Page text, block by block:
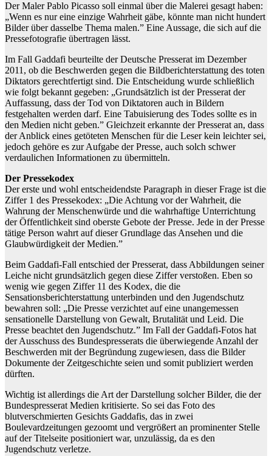
Der Maler Pablo Picasso soll einmal über die Malerei gesagt haben:
„Wenn es nur eine einzige Wahrheit gäbe, könnte man nicht hundert
Bilder über dasselbe Thema malen.” Eine Aussage, die sich auf die
Pressefotografie übertragen lässt.
Im Fall Gaddafi beurteilte der Deutsche Presserat im Dezember
2011, ob die Beschwerden gegen die Bildberichterstattung des toten
Diktators gerechtfertigt sind. Die Entscheidung wurde schließlich
wie folgt bekannt gegeben: „Grundsätzlich ist der Presserat der
Auffassung, dass der Tod von Diktatoren auch in Bildern
festgehalten werden darf. Eine Tabuisierung des Todes sollte es in
den Medien nicht geben.” Gleichzeit erkannte der Presserat an, dass
der Anblick eines getöteten Menschen für die Leser kein leichter sei,
jedoch gehöre es zur Aufgabe der Presse, auch solch schwer
verdaulichen Informationen zu übermitteln.
Der Pressekodex
Der erste und wohl entscheidendste Paragraph in dieser Frage ist die
Ziffer 1 des Pressekodex: „Die Achtung vor der Wahrheit, die
Wahrung der Menschenwürde und die wahrhaftige Unterrichtung
der Öffentlichkeit sind oberste Gebote der Presse. Jede in der Presse
tätige Person wahrt auf dieser Grundlage das Ansehen und die
Glaubwürdigkeit der Medien.”
Beim Gaddafi-Fall entschied der Presserat, dass Abbildungen seiner
Leiche nicht grundsätzlich gegen diese Ziffer verstoßen. Eben so
wenig wie gegen Ziffer 11 des Kodex, die die
Sensationsberichterstattung unterbinden und den Jugendschutz
bewahren soll: „Die Presse verzichtet auf eine unangemessen
sensationelle Darstellung von Gewalt, Brutalität und Leid. Die
Presse beachtet den Jugendschutz.” Im Fall der Gaddafi-Fotos hat
der Ausschuss des Bundespresserats die überwiegende Anzahl der
Beschwerden mit der Begründung zugewiesen, dass die Bilder
Dokumente der Zeitgeschichte seien und somit publiziert werden
dürften.
Wichtig ist allerdings die Art der Darstellung solcher Bilder, die der
Bundespresserat Medien kritisierte. So sei das Foto des
blutverschmierten Gesichts Gaddafis, das in zwei
Boulevardzeitungen gezoomt und vergrößert an prominenter Stelle
auf der Titelseite positioniert war, unzulässig, da es den
Jugendschutz verletze.